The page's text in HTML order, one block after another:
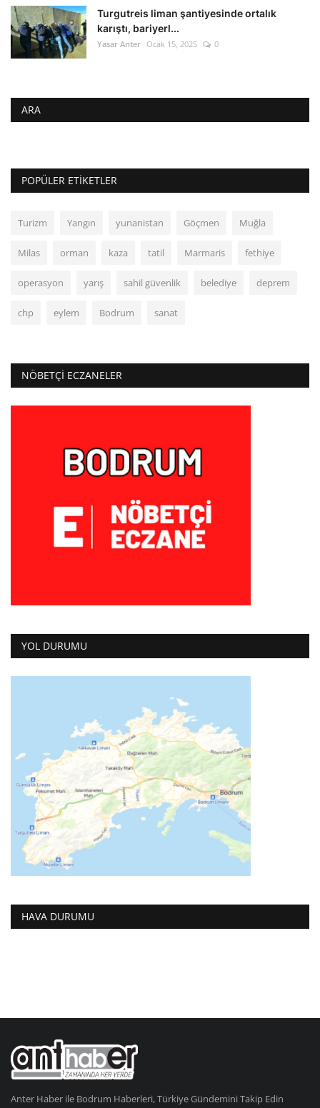
Turgutreis liman şantiyesinde ortalık
karıştı, bariyerl...
Yasar Anter Ocak 15, 2025 0
ARA
POPÜLER ETIKETLER
Turizm Yangın yunanistan Göçmen Muğla
Milas orman kaza tatil Marmaris fethiye
operasyon yarış sahil güvenlik belediye deprem
chp eylem Bodrum sanat
NÖBETÇI ECZANELER
YOL DURUMU
HAVA DURUMU
Anter Haber ile Bodrum Haberleri, Türkiye Gündemini Takip Edin